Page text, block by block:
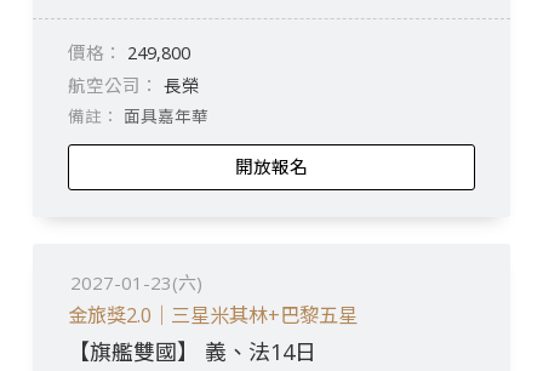
249,800
長榮
開放報名
面具嘉年華
2027-01-23(六)
金旅獎2.0｜三星米其林+巴黎五星
【旗艦雙國】 義、法14日